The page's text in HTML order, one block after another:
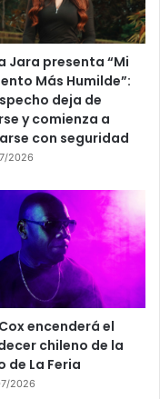
Jara presenta “Mi
Más Humilde”:
deja de
y comienza a
con seguridad
2026
encenderá el
chileno de la
de La Feria
2026